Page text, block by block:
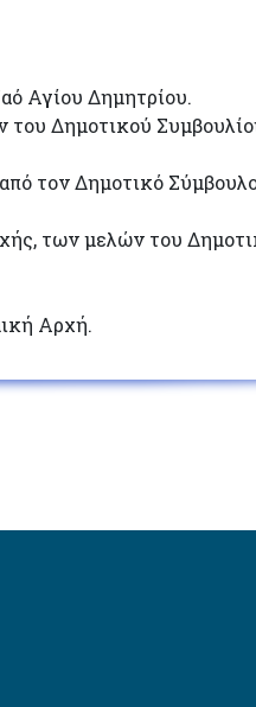
Αγίου Δημητρίου.
Δημοτικού
τον Δημοτικό
των μελών του
Αρχή.